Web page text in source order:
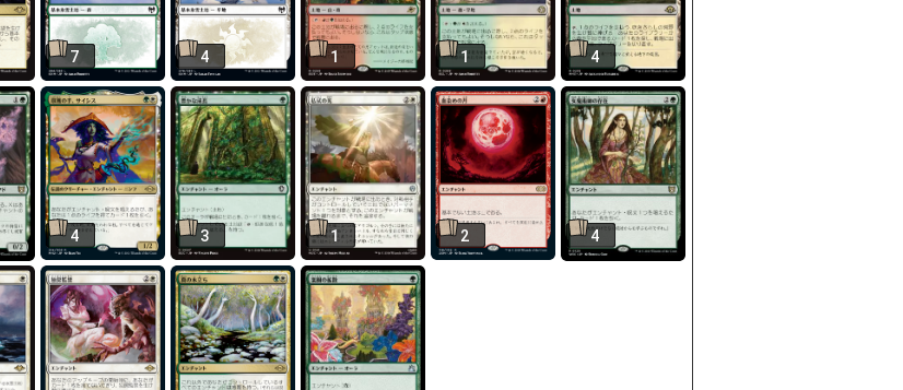
7 4 1 1 4
4 3 1 2 4